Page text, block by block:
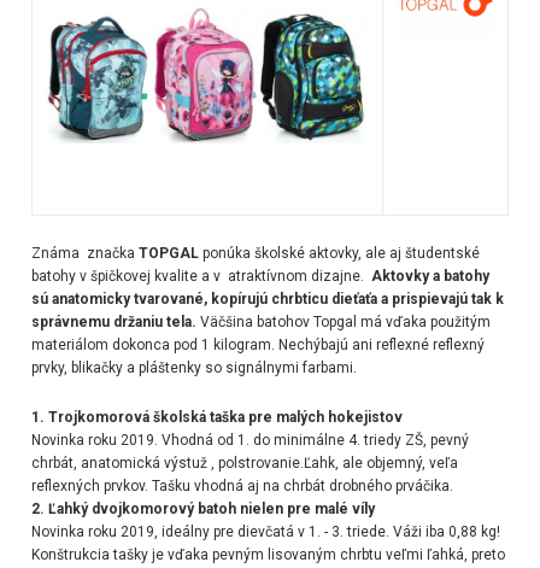
Známa značka TOPGALponúka školské aktovky, ale aj študentské
batohy v špičkovej kvalite a v atraktívnom dizajne. Aktovky a batohy
sú anatomicky tvarované, kopírujú chrbticu dieťaťa a prispievajú tak k
správnemu držaniu tela. Väčšina batohov Topgal má vďaka použitým
materiálom dokonca pod 1 kilogram. Nechýbajú ani reflexné reflexný
prvky, blikačky a pláštenky so signálnymi farbami.
1. Trojkomorová školská taška pre malých hokejistov
Novinka roku 2019. Vhodná od 1. do minimálne 4. triedy ZŠ, pevný
chrbát, anatomická výstuž , polstrovanie.Ľahk, ale objemný, veľa
reflexných prvkov. Tašku vhodná aj na chrbát drobného prváčika.
2. Ľahký dvojkomorový batoh nielen pre malé víly
Novinka roku 2019, ideálny pre dievčatá v 1. - 3. triede. Váži iba 0,88 kg!
Konštrukcia tašky je vďaka pevným lisovaným chrbtu veľmi ľahká, preto